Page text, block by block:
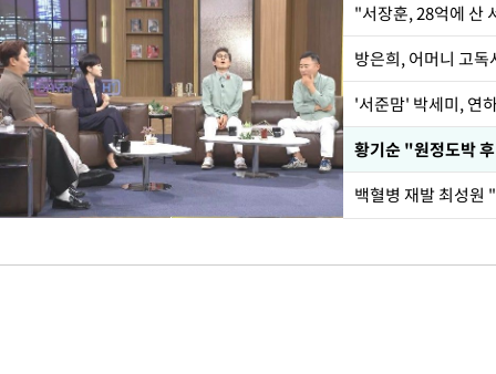
"서장훈, 28억에 산
방은희, 어머니 고
'서준맘' 박세미, 연
황기순 "원정도박
백혈병 재발 최성원